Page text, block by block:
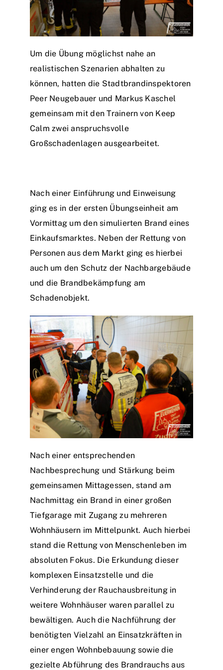
Um die Übung möglichst nahe an
realistischen Szenarien abhalten zu
können, hatten die Stadtbrandinspektoren
Peer Neugebauer und Markus Kaschel
gemeinsam mit den Trainern von Keep
Calm zwei anspruchsvolle
Großschadenlagen ausgearbeitet.
Nach einer Einführung und Einweisung
ging es in der ersten Übungseinheit am
Vormittag um den simulierten Brand eines
Einkaufsmarktes. Neben der Rettung von
Personen aus dem Markt ging es hierbei
auch um den Schutz der Nachbargebäude
und die Brandbekämpfung am
Schadenobjekt.
Nach einer entsprechenden
Nachbesprechung und Stärkung beim
gemeinsamen Mittagessen, stand am
Nachmittag ein Brand in einer großen
Tiefgarage mit Zugang zu mehreren
Wohnhäusern im Mittelpunkt. Auch hierbei
stand die Rettung von Menschenleben im
absoluten Fokus. Die Erkundung dieser
komplexen Einsatzstelle und die
Verhinderung der Rauchausbreitung in
weitere Wohnhäuser waren parallel zu
bewältigen. Auch die Nachführung der
benötigten Vielzahl an Einsatzkräften in
einer engen Wohnbebauung sowie die
gezielte Abführung des Brandrauchs aus